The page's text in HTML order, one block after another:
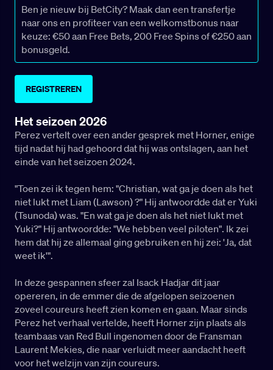
Ben je nieuw bij BetCity? Maak dan een transfertje
naar ons en profiteer van een welkomstbonus naar
keuze: €50 aan Free Bets, 200 Free Spins of €250 aan
bonusgeld.
REGISTREREN
Het seizoen 2026
Perez vertelt over een ander gesprek met Horner, enige
tijd nadat hij had gehoord dat hij was ontslagen, aan het
einde van het seizoen 2024.
"Toen zei ik tegen hem: "Christian, wat ga je doen als het
niet lukt met Liam (Lawson) ?" Hij antwoordde dat er Yuki
(Tsunoda) was. "En wat ga je doen als het niet lukt met
Yuki?" Hij antwoordde: "We hebben veel piloten". Ik zei
hem dat hij ze allemaal ging gebruiken en hij zei: 'Ja, dat
weet ik'".
In deze gespannen sfeer zal Isack Hadjar dit jaar
opereren, in de emmer die de afgelopen seizoenen
zoveel coureurs heeft zien komen en gaan. Maar sinds
Perez het verhaal vertelde, heeft Horner zijn plaats als
teambaas van Red Bull ingenomen door de Fransman
Laurent Mekies, die naar verluidt meer aandacht heeft
voor het welzijn van zijn coureurs.